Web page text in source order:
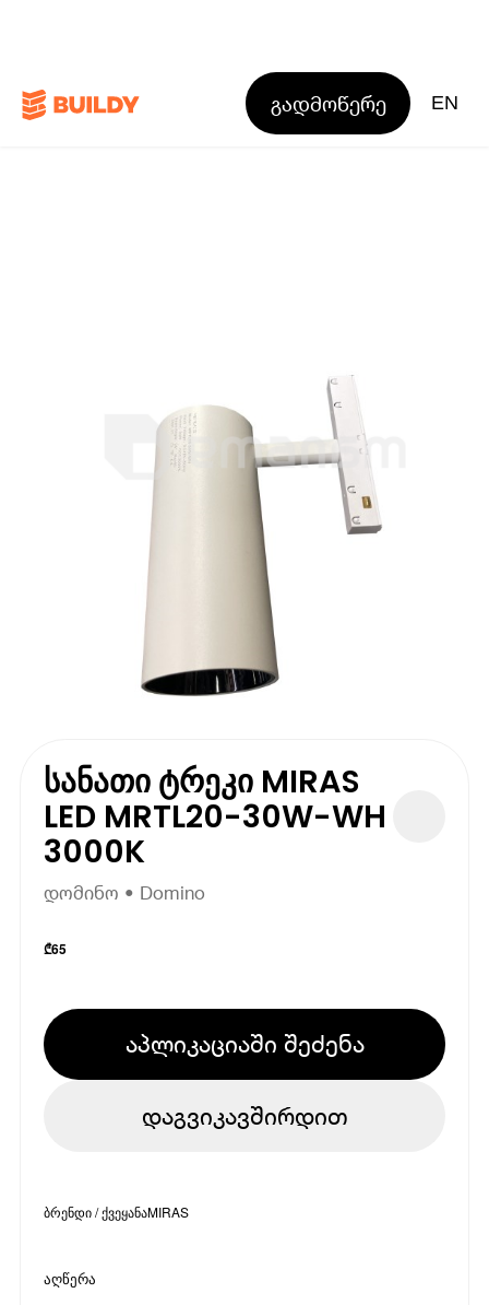
გადმოწერე EN
სანათი ტრეკი MIRAS
LED MRTL20-30W-WH
3000K
დომინო • Domino
₾65
აპლიკაციაში შეძენა
დაგვიკავშირდით
ბრენდი / ქვეყანაMIRAS
აღწერა